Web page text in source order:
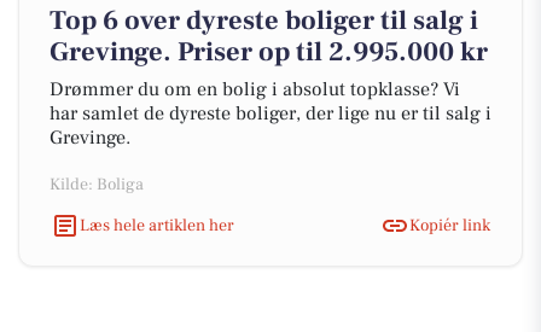
Top 6 over dyreste boliger til salg i
Grevinge. Priser op til 2.995.000 kr
Drømmer du om en bolig i absolut topklasse? Vi
har samlet de dyreste boliger, der lige nu er til salg i
Grevinge.
Kilde: Boliga
Læs hele artiklen her
Kopiér link